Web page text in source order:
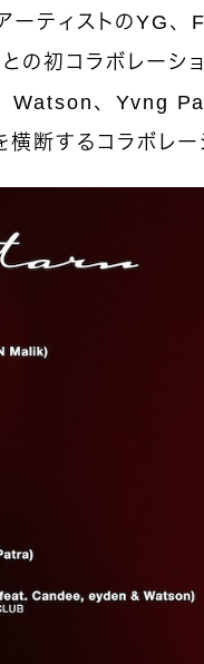
ーティストのYG
の初コラボレーシ
、Yvng
断するコラボレー